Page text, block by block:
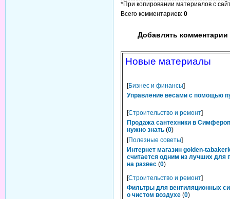
*При копировании материалов с
Всего комментариев: 0
Добавлять комментарии
Новые материалы
[Бизнес и финансы]
Управление весами с помощью
[Строительство и ремонт]
Продажа сантехники в
нужно знать (0)
[Полезные советы]
Интернет магазин golden-
считается одним из лучших для
на развес (0)
[Строительство и ремонт]
Фильтры для вентиляционных
о чистом воздухе (0)